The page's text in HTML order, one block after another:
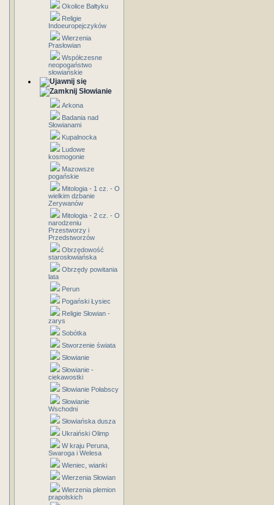
Okolice Bałtyku
Religie
Indoeuropejczyków
Wierzenia
Prasłowian
Współczesne
neopogaństwo
słowiańskie
Słowianie
Arkona
Badania nad
Słowianami
Kupalnocka
Ludowe
kosmogonie
Mazowsze
pogańskie
Mitologia - 1 cz. - O
wielkim dzbanie
Zerywanów
Mitologia - 2 cz. - O
narodzeniu
Przestworzy i
Przedstworzów
Obrzędowość
starosłowiańska
Obrzędy powitania
lata
Perun
Pogański Łysiec
Religie Słowian -
zarys
Sobótka
Stworzenie świata
Słowianie
Słowianie -
ciekawostki
Słowianie Połabscy
Słowianie
Wschodni
Słowiańska dusza
Ukraiński Olimp
W kraju Peruna,
Swaroga i Welesa
Wieniec, wianki
Wierzenia Słowian
Wierzenia plemion
prapolskich